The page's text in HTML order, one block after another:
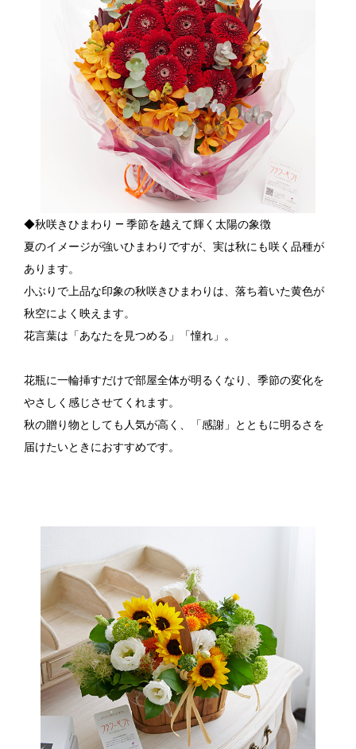
◆秋咲きひまわり ― 季節を越えて輝く太陽の象徴
夏のイメージが強いひまわりですが、実は秋にも咲く品種が
あります。
小ぶりで上品な印象の秋咲きひまわりは、落ち着いた黄色が
秋空によく映えます。
花言葉は「あなたを見つめる」「憧れ」。
花瓶に一輪挿すだけで部屋全体が明るくなり、季節の変化を
やさしく感じさせてくれます。
秋の贈り物としても人気が高く、「感謝」とともに明るさを
届けたいときにおすすめです。